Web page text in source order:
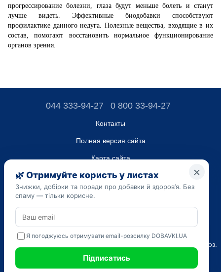
прогрессирование болезни, глаза будут меньше болеть и станут
лучше видеть. Эффективные биодобавки способствуют
профилактике данного недуга. Полезные вещества, входящие в их
состав, помогают восстановить нормальное функционирование
органов зрения.
044 333-94-27 0 800 33-94-27
Контакты
Полная версия сайта
Карта сайта
ТОВ “ДО ЮА”,
Код ЄДРПОУ 45223262
Дата регистрации 14.09.2023
Приведенная на сайте dobavki.ua информация носит
исключительно ознакомительный характер. Не используйте
нашу информацию для диагностики и лечения. Только ваш
Лечащий врач может назначать препараты и составлять диагноз.
САМОЛЕЧЕНИЕ МОЖЕТ БЫТЬ ВРЕДНЫМ ДЛЯ ВАШЕГО